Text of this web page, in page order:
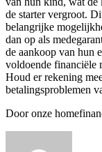
de starter vergroot.
belangrijke
dan op als
de aankoop van hun
voldoende financiële
Houd er rekening
betalingsproblemen
Door onze